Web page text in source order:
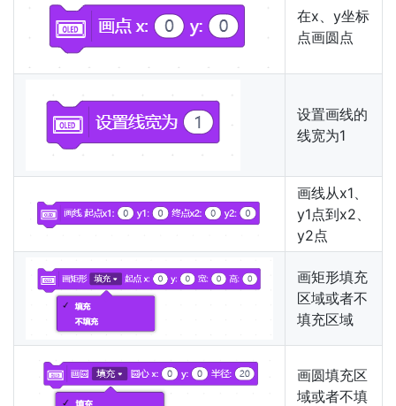
在x、y坐标
点画圆点
设置画线的
线宽为1
画线从x1、
y1点到x2、
y2点
画矩形填充
区域或者不
填充区域
画圆填充区
域或者不填